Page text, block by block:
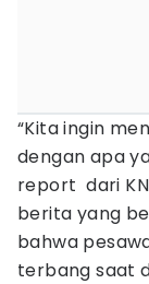
“Kita ingin
dengan apa
report dari
berita yang
bahwa
terbang saat